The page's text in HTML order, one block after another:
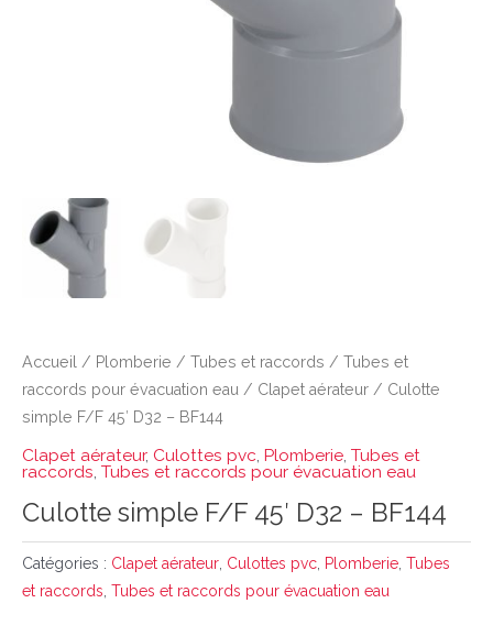
Accueil / Plomberie / Tubes et raccords / Tubes et
raccords pour évacuation eau / Clapet aérateur / Culotte
simple F/F 45′ D32 – BF144
Clapet aérateur, Culottes pvc, Plomberie, Tubes et
raccords, Tubes et raccords pour évacuation eau
Culotte simple F/F 45′ D32 – BF144
Catégories : Clapet aérateur Culottes pvc Plomberie Tubes
et raccords Tubes et raccords pour évacuation eau